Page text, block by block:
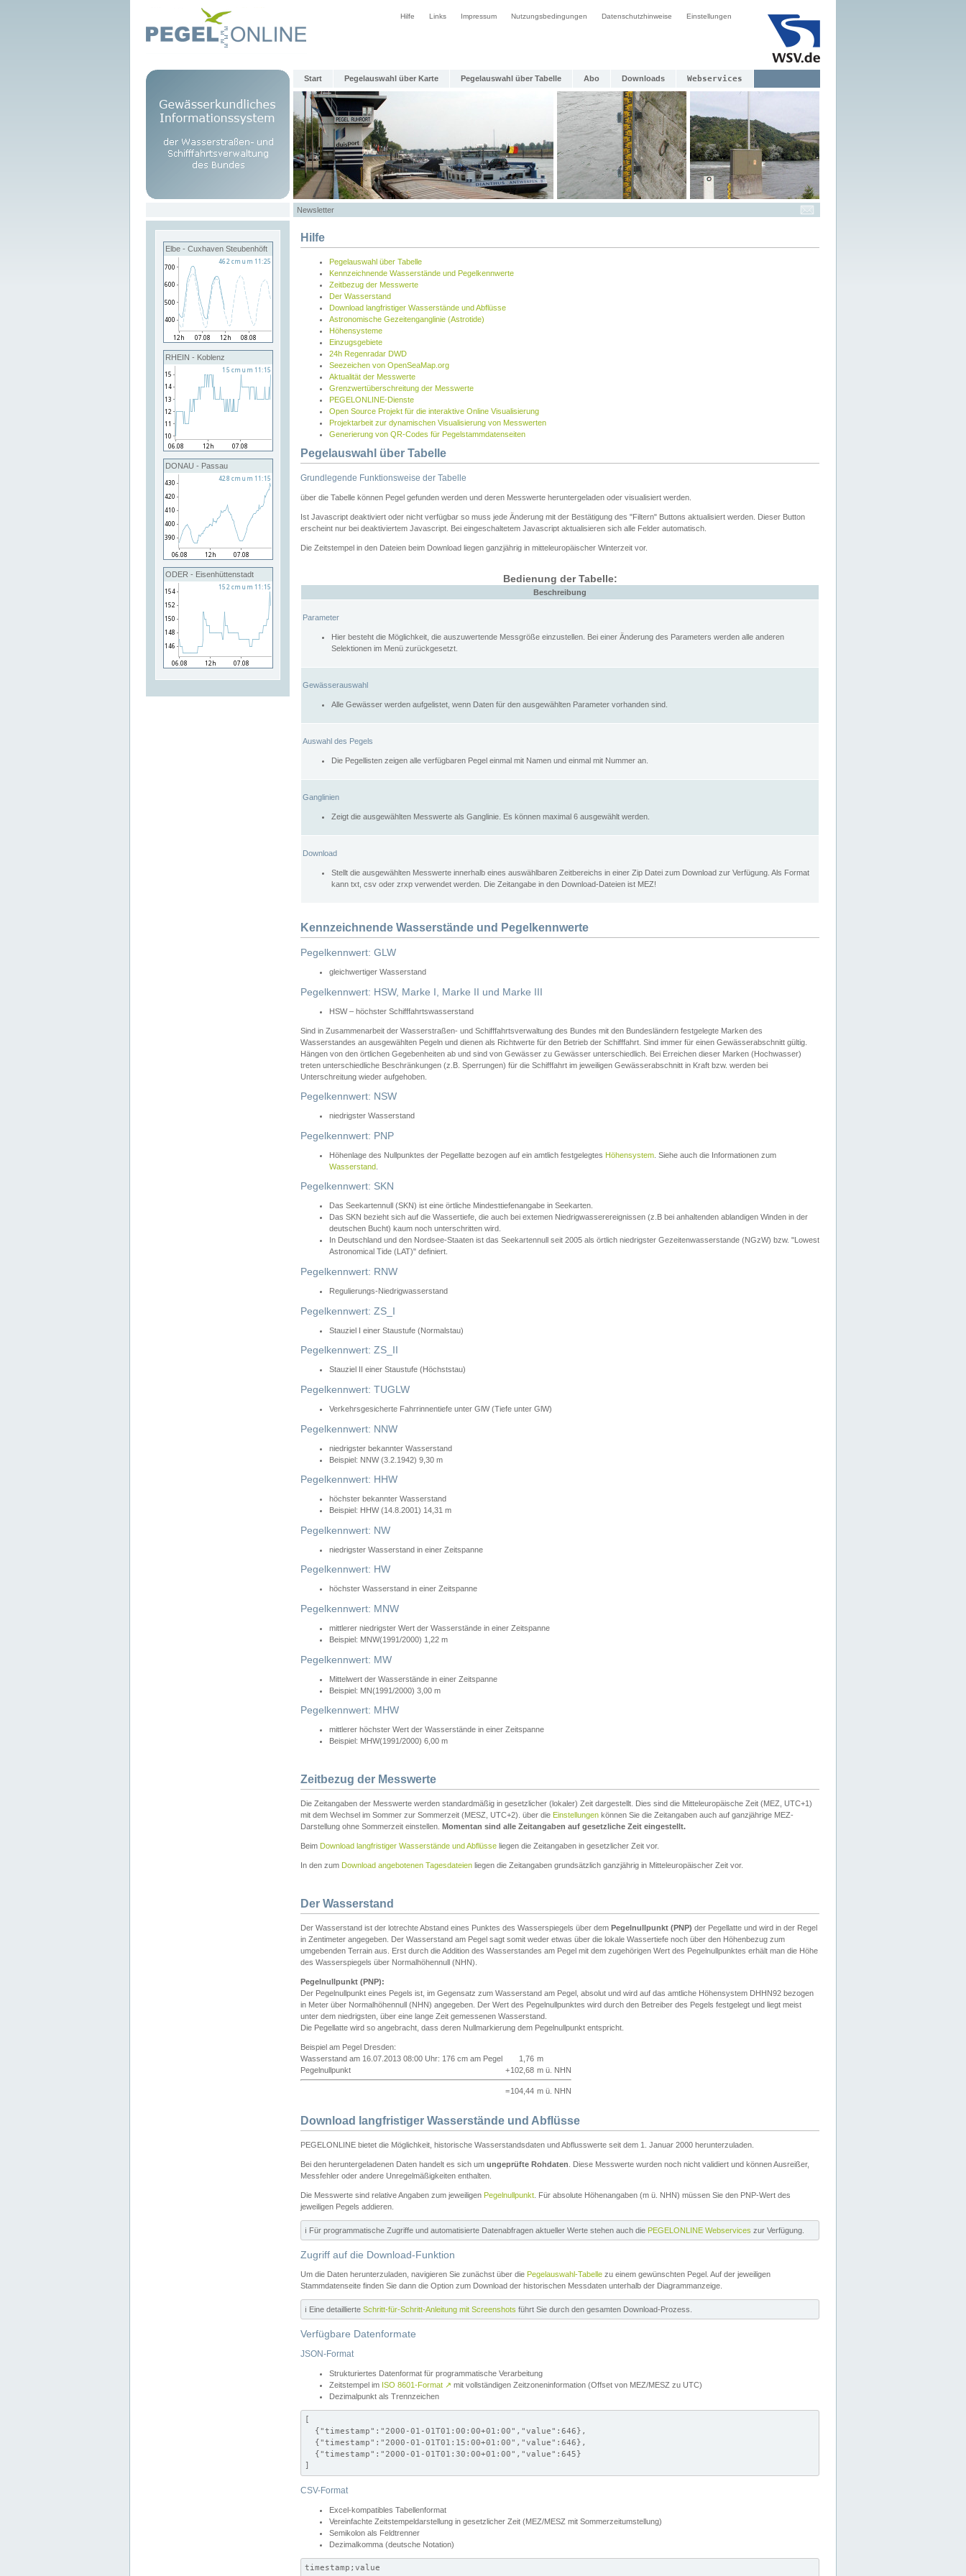
Hilfe Links Impressum Nutzungsbedingungen Datenschutzhinweise Einstellungen
Start Pegelauswahl über Karte Pegelauswahl über Tabelle Abo Downloads Webservices
Newsletter
Elbe - Cuxhaven Steubenhöft
RHEIN - Koblenz
DONAU - Passau
ODER - Eisenhüttenstadt
Hilfe
Pegelauswahl über Tabelle
Kennzeichnende Wasserstände und Pegelkennwerte
Zeitbezug der Messwerte
Der Wasserstand
Download langfristiger Wasserstände und Abflüsse
Astronomische Gezeitenganglinie (Astrotide)
Höhensysteme
Einzugsgebiete
24h Regenradar DWD
Seezeichen von OpenSeaMap.org
Aktualität der Messwerte
Grenzwertüberschreitung der Messwerte
PEGELONLINE-Dienste
Open Source Projekt für die interaktive Online Visualisierung
Projektarbeit zur dynamischen Visualisierung von Messwerten
Generierung von QR-Codes für Pegelstammdatenseiten
Pegelauswahl über Tabelle
Grundlegende Funktionsweise der Tabelle
über die Tabelle können Pegel gefunden werden und deren Messwerte heruntergeladen oder visualisiert werden.
Ist Javascript deaktiviert oder nicht verfügbar so muss jede Änderung mit der Bestätigung des "Filtern" Buttons aktualisiert werden. Dieser Button
erscheint nur bei deaktiviertem Javascript. Bei eingeschaltetem Javascript aktualisieren sich alle Felder automatisch.
Die Zeitstempel in den Dateien beim Download liegen ganzjährig in mitteleuropäischer Winterzeit vor.
Bedienung der Tabelle:
Beschreibung
Parameter
Hier besteht die Möglichkeit, die auszuwertende Messgröße einzustellen. Bei einer Änderung des Parameters werden alle anderen
Selektionen im Menü zurückgesetzt.
Gewässerauswahl
Alle Gewässer werden aufgelistet, wenn Daten für den ausgewählten Parameter vorhanden sind.
Auswahl des Pegels
Die Pegellisten zeigen alle verfügbaren Pegel einmal mit Namen und einmal mit Nummer an.
Ganglinien
Zeigt die ausgewählten Messwerte als Ganglinie. Es können maximal 6 ausgewählt werden.
Download
Stellt die ausgewählten Messwerte innerhalb eines auswählbaren Zeitbereichs in einer Zip Datei zum Download zur Verfügung. Als Format
kann txt, csv oder zrxp verwendet werden. Die Zeitangabe in den Download-Dateien ist MEZ!
Kennzeichnende Wasserstände und Pegelkennwerte
Pegelkennwert: GLW
gleichwertiger Wasserstand
Pegelkennwert: HSW, Marke I, Marke II und Marke III
HSW – höchster Schifffahrtswasserstand
Sind in Zusammenarbeit der Wasserstraßen- und Schifffahrtsverwaltung des Bundes mit den Bundesländern festgelegte Marken des
Wasserstandes an ausgewählten Pegeln und dienen als Richtwerte für den Betrieb der Schifffahrt. Sind immer für einen Gewässerabschnitt gültig.
Hängen von den örtlichen Gegebenheiten ab und sind von Gewässer zu Gewässer unterschiedlich. Bei Erreichen dieser Marken (Hochwasser)
treten unterschiedliche Beschränkungen (z.B. Sperrungen) für die Schifffahrt im jeweiligen Gewässerabschnitt in Kraft bzw. werden bei
Unterschreitung wieder aufgehoben.
Pegelkennwert: NSW
niedrigster Wasserstand
Pegelkennwert: PNP
Höhenlage des Nullpunktes der Pegellatte bezogen auf ein amtlich festgelegtes Höhensystem . Siehe auch die Informationen zum
Wasserstand
Pegelkennwert: SKN
Das Seekartennull (SKN) ist eine örtliche Mindesttiefenangabe in Seekarten.
Das SKN bezieht sich auf die Wassertiefe, die auch bei extemen Niedrigwasserereignissen (z.B bei anhaltenden ablandigen Winden in der
deutschen Bucht) kaum noch unterschritten wird.
In Deutschland und den Nordsee-Staaten ist das Seekartennull seit 2005 als örtlich niedrigster Gezeitenwasserstande (NGzW) bzw. "Lowest
Astronomical Tide (LAT)" definiert.
Pegelkennwert: RNW
Regulierungs-Niedrigwasserstand
Pegelkennwert: ZS_I
Stauziel I einer Staustufe (Normalstau)
Pegelkennwert: ZS_II
Stauziel II einer Staustufe (Höchststau)
Pegelkennwert: TUGLW
Verkehrsgesicherte Fahrrinnentiefe unter GlW (Tiefe unter GlW)
Pegelkennwert: NNW
niedrigster bekannter Wasserstand
Beispiel: NNW (3.2.1942) 9,30 m
Pegelkennwert: HHW
höchster bekannter Wasserstand
Beispiel: HHW (14.8.2001) 14,31 m
Pegelkennwert: NW
niedrigster Wasserstand in einer Zeitspanne
Pegelkennwert: HW
höchster Wasserstand in einer Zeitspanne
Pegelkennwert: MNW
mittlerer niedrigster Wert der Wasserstände in einer Zeitspanne
Beispiel: MNW(1991/2000) 1,22 m
Pegelkennwert: MW
Mittelwert der Wasserstände in einer Zeitspanne
Beispiel: MN(1991/2000) 3,00 m
Pegelkennwert: MHW
mittlerer höchster Wert der Wasserstände in einer Zeitspanne
Beispiel: MHW(1991/2000) 6,00 m
Zeitbezug der Messwerte
Die Zeitangaben der Messwerte werden standardmäßig in gesetzlicher (lokaler) Zeit dargestellt. Dies sind die Mitteleuropäische Zeit (MEZ, UTC+1)
mit dem Wechsel im Sommer zur Sommerzeit (MESZ, UTC+2). über die Einstellungen können Sie die Zeitangaben auch auf ganzjährige MEZ-
Darstellung ohne Sommerzeit einstellen. Momentan sind alle Zeitangaben auf gesetzliche Zeit eingestellt.
Beim Download langfristiger Wasserstände und Abflüsse liegen die Zeitangaben in gesetzlicher Zeit vor.
In den zum Download angebotenen Tagesdateien liegen die Zeitangaben grundsätzlich ganzjährig in Mitteleuropäischer Zeit vor.
Der Wasserstand
Der Wasserstand ist der lotrechte Abstand eines Punktes des Wasserspiegels über dem Pegelnullpunkt (PNP) der Pegellatte und wird in der Regel
in Zentimeter angegeben. Der Wasserstand am Pegel sagt somit weder etwas über die lokale Wassertiefe noch über den Höhenbezug zum
umgebenden Terrain aus. Erst durch die Addition des Wasserstandes am Pegel mit dem zugehörigen Wert des Pegelnullpunktes erhält man die Höhe
des Wasserspiegels über Normalhöhennull (NHN).
Pegelnullpunkt (PNP):
Der Pegelnullpunkt eines Pegels ist, im Gegensatz zum Wasserstand am Pegel, absolut und wird auf das amtliche Höhensystem DHHN92 bezogen
in Meter über Normalhöhennull (NHN) angegeben. Der Wert des Pegelnullpunktes wird durch den Betreiber des Pegels festgelegt und liegt meist
unter dem niedrigsten, über eine lange Zeit gemessenen Wasserstand.
Die Pegellatte wird so angebracht, dass deren Nullmarkierung dem Pegelnullpunkt entspricht.
Beispiel am Pegel Dresden:
Wasserstand am 16.07.2013 08:00 Uhr: 176 cm am Pegel
1,76 m
Pegelnullpunkt
+102,68 m ü. NHN
=104,44 m ü. NHN
Download langfristiger Wasserstände und Abflüsse
PEGELONLINE bietet die Möglichkeit, historische Wasserstandsdaten und Abflusswerte seit dem 1. Januar 2000 herunterzuladen.
Bei den heruntergeladenen Daten handelt es sich um ungeprüfte Rohdaten . Diese Messwerte wurden noch nicht validiert und können Ausreißer,
Messfehler oder andere Unregelmäßigkeiten enthalten.
Die Messwerte sind relative Angaben zum jeweiligen Pegelnullpunkt . Für absolute Höhenangaben (m ü. NHN) müssen Sie den PNP-Wert des
jeweiligen Pegels addieren.
ℹ️ Für programmatische Zugriffe und automatisierte Datenabfragen aktueller Werte stehen auch die PEGELONLINE Webservices zur Verfügung.
Zugriff auf die Download-Funktion
Um die Daten herunterzuladen, navigieren Sie zunächst über die Pegelauswahl-Tabelle zu einem gewünschten Pegel. Auf der jeweiligen
Stammdatenseite finden Sie dann die Option zum Download der historischen Messdaten unterhalb der Diagrammanzeige.
ℹ️ Eine detaillierte Schritt-für-Schritt-Anleitung mit Screenshots führt Sie durch den gesamten Download-Prozess.
Verfügbare Datenformate
JSON-Format
Strukturiertes Datenformat für programmatische Verarbeitung
Zeitstempel im ISO 8601-Format ↗ mit vollständigen Zeitzoneninformation (Offset von MEZ/MESZ zu UTC)
Dezimalpunkt als Trennzeichen
[
  {"timestamp":"2000-01-01T01:00:00+01:00","value":646},
  {"timestamp":"2000-01-01T01:15:00+01:00","value":646},
  {"timestamp":"2000-01-01T01:30:00+01:00","value":645}
]
CSV-Format
Excel-kompatibles Tabellenformat
Vereinfachte Zeitstempeldarstellung in gesetzlicher Zeit (MEZ/MESZ mit Sommerzeitumstellung)
Semikolon als Feldtrenner
Dezimalkomma (deutsche Notation)
timestamp;value